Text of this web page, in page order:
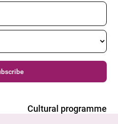
Cultural programme